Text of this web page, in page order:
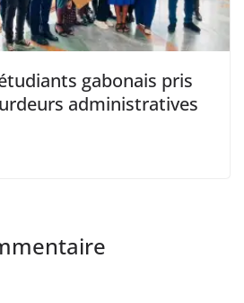
gabonais pris
administratives